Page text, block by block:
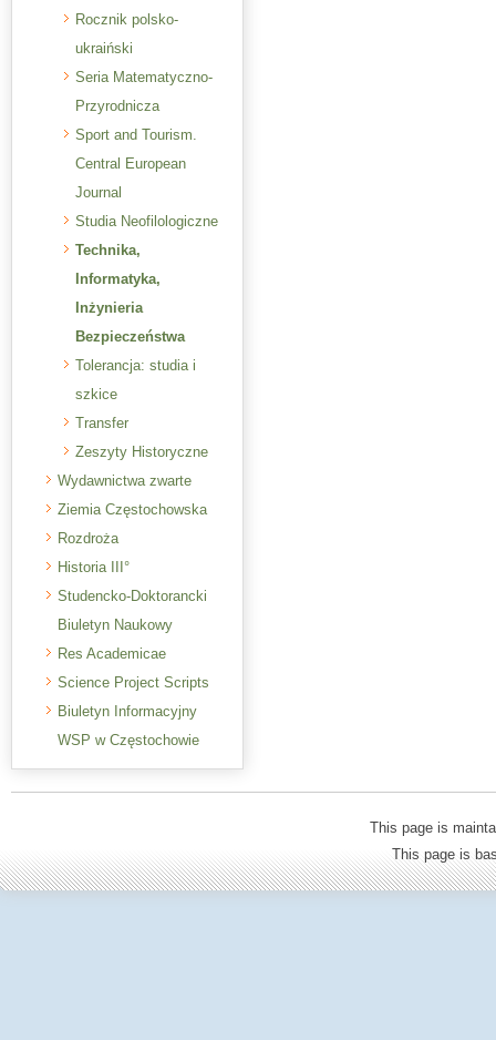
Rocznik polsko-
ukraiński
Seria Matematyczno-
Przyrodnicza
Sport and Tourism.
Central European
Journal
Studia Neofilologiczne
Technika,
Informatyka,
Inżynieria
Bezpieczeństwa
Tolerancja: studia i
szkice
Transfer
Zeszyty Historyczne
Wydawnictwa zwarte
Ziemia Częstochowska
Rozdroża
Historia III°
Studencko-Doktorancki
Biuletyn Naukowy
Res Academicae
Science Project Scripts
Biuletyn Informacyjny
WSP w Częstochowie
This page is
This page is